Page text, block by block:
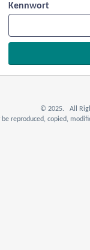
Kennwort
© 2025. All
reproduced, copied,